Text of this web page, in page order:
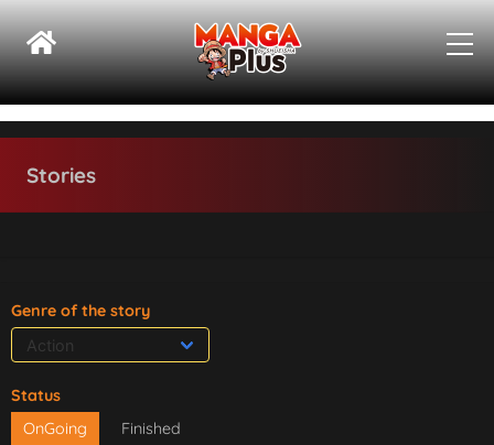
Stories
Genre of the story
Status
OnGoing
Finished